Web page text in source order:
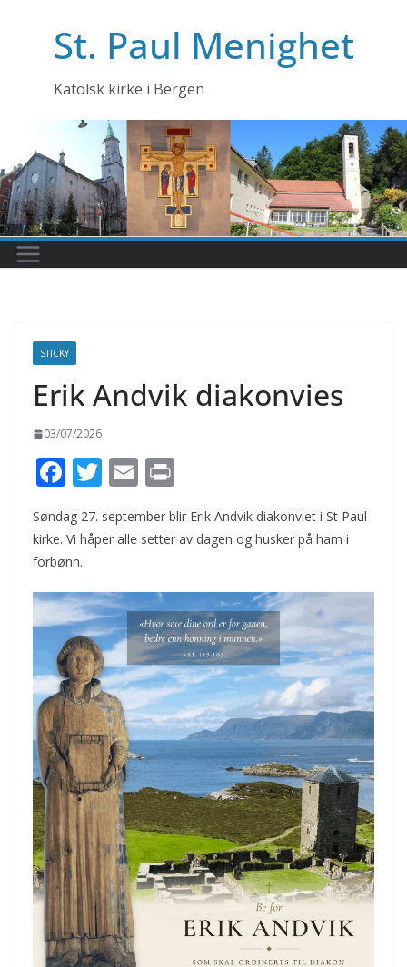
St. Paul Menighet
Katolsk kirke i Bergen
STICKY
Erik Andvik diakonvies
03/07/2026
F
e
b
o
o
k
T
itt
E
m
ai
in
t
Søndag 27. september blir Erik Andvik diakonviet i St Paul
kirke. Vi håper alle setter av dagen og husker på ham i
forbønn.